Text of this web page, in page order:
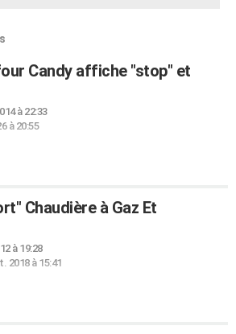
Candy affiche "stop" et
à 22:33
à 20:55
Chaudière à Gaz Et
à 19:28
2018 à 15:41